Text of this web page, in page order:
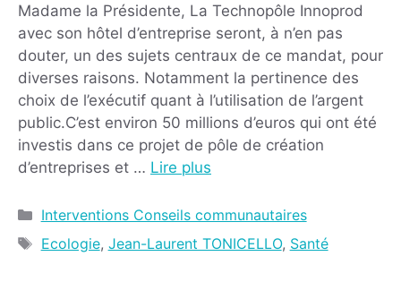
Madame la Présidente, La Technopôle Innoprod
avec son hôtel d’entreprise seront, à n’en pas
douter, un des sujets centraux de ce mandat, pour
diverses raisons. Notamment la pertinence des
choix de l’exécutif quant à l’utilisation de l’argent
public.C’est environ 50 millions d’euros qui ont été
investis dans ce projet de pôle de création
d’entreprises et … Lire plus
Interventions Conseils communautaires
Ecologie, Jean-Laurent TONICELLO, Santé